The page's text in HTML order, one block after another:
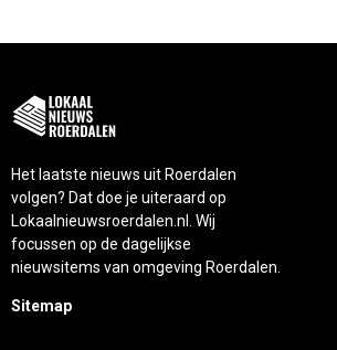
Het laatste nieuws uit Roerdalen
volgen? Dat doe je uiteraard op
Lokaalnieuwsroerdalen.nl. Wij
focussen op de dagelijkse
nieuwsitems van omgeving Roerdalen.
Sitemap